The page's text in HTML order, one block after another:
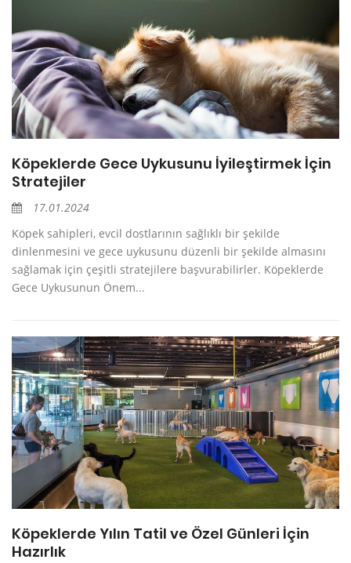
Köpeklerde Gece Uykusunu İyileştirmek İçin
Stratejiler
17.01.2024
Köpek sahipleri, evcil dostlarının sağlıklı bir şekilde
dinlenmesini ve gece uykusunu düzenli bir şekilde almasını
sağlamak için çeşitli stratejilere başvurabilirler. Köpeklerde
Gece Uykusunun Önem...
Köpeklerde Yılın Tatil ve Özel Günleri İçin
Hazırlık